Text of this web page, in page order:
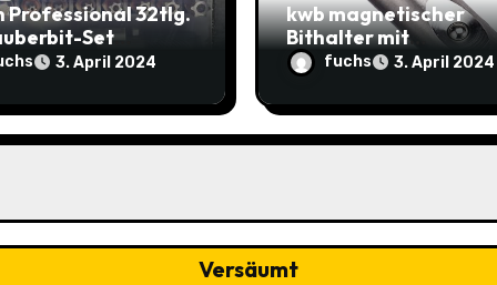
Professional 32tlg.
Set
Prime) – Jetzt
statt 14,29€
3. April 2024
kwb magnetischer
Bithalter mit
automatischer
Bitfreigabe, 65 mm
und 2x
HCS Stahl 1/2“
Universalschaft für
fuchs 3. April 2024
Versäumt